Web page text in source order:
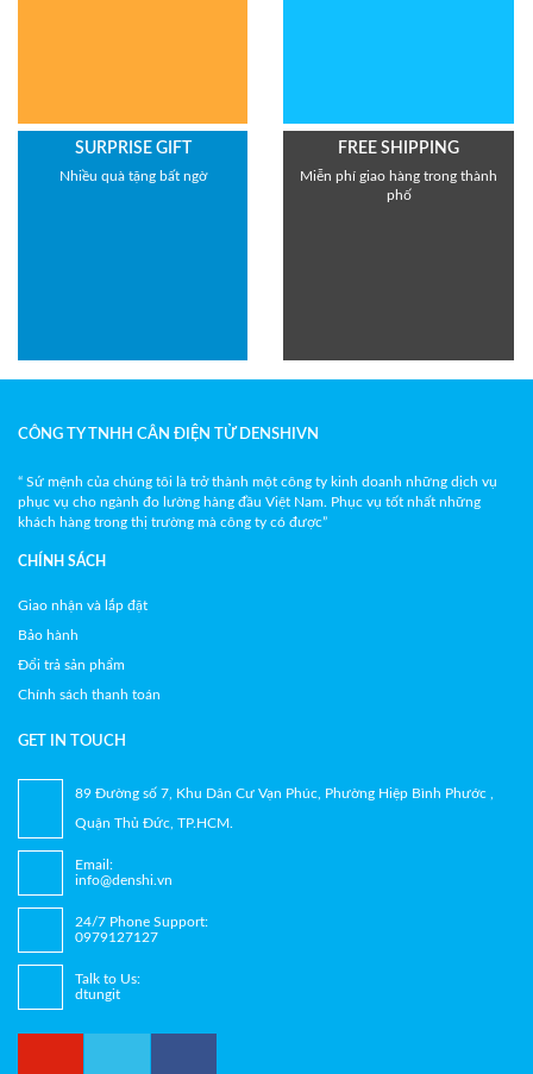
SURPRISE GIFT
Nhiều quà tặng bất ngờ
FREE SHIPPING
Miễn phí giao hàng trong thành
phố
CÔNG TY TNHH CÂN ĐIỆN TỬ DENSHIVN
“ Sứ mệnh của chúng tôi là trở thành một công ty kinh doanh những dịch vụ
phục vụ cho ngành đo lường hàng đầu Việt Nam. Phục vụ tốt nhất những
khách hàng trong thị trường mà công ty có được”
CHÍNH SÁCH
Giao nhận và lắp đặt
Bảo hành
Đổi trả sản phẩm
Chính sách thanh toán
GET IN TOUCH
89 Đường số 7, Khu Dân Cư Vạn Phúc, Phường Hiệp Bình Phước ,
Quận Thủ Đức, TP.HCM.
Email:
info@denshi.vn
24/7 Phone Support:
0979127127
Talk to Us:
dtungit